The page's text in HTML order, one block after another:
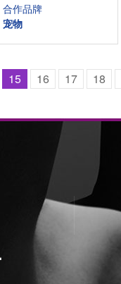
合作品牌
宠物
15 16 17 18